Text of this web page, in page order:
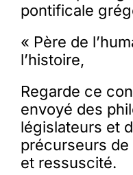
pontificale
« Père de
l’histoire,
Regarde ce
envoyé des
législateurs et
précurseurs de
et ressuscité.